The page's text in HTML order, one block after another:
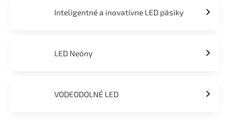
Inteligentné a inovatívne LED pásiky
LED Neóny
VODEODOLNÉ LED